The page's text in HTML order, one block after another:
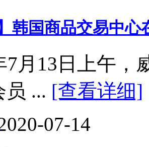
韩国商品交易中
7月13日上午，
员 ... [查看详细]
07-14